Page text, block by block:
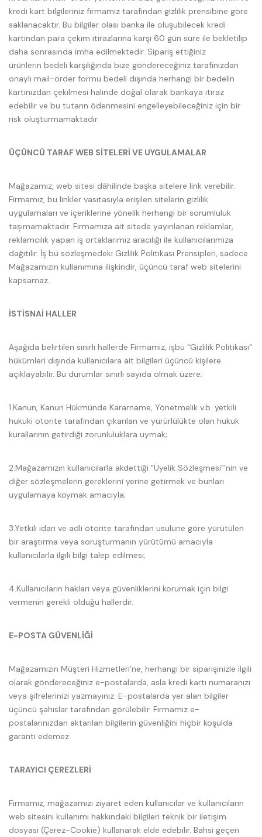
kredi kart bilgileriniz firmamız tarafından gizlilik prensibine göre
saklanacaktır. Bu bilgiler olası banka ile oluşubilecek kredi
kartından para çekim itirazlarına karşı 60 gün süre ile bekletilip
daha sonrasında imha edilmektedir. Sipariş ettiğiniz
ürünlerin bedeli karşılığında bize göndereceğiniz tarafınızdan
onaylı mail-order formu bedeli dışında herhangi bir bedelin
kartınızdan çekilmesi halinde doğal olarak bankaya itiraz
edebilir ve bu tutarın ödenmesini engelleyebileceğiniz için bir
risk oluşturmamaktadır.
ÜÇÜNCÜ TARAF WEB SİTELERİ VE UYGULAMALAR
Mağazamız, web sitesi dâhilinde başka sitelere link verebilir.
Firmamız, bu linkler vasıtasıyla erişilen sitelerin gizlilik
uygulamaları ve içeriklerine yönelik herhangi bir sorumluluk
taşımamaktadır. Firmamıza ait sitede yayınlanan reklamlar,
reklamcılık yapan iş ortaklarımız aracılığı ile kullanıcılarımıza
dağıtılır. İş bu sözleşmedeki Gizlilik Politikası Prensipleri, sadece
Mağazamızın kullanımına ilişkindir, üçüncü taraf web sitelerini
kapsamaz.
İSTİSNAİ HALLER
Aşağıda belirtilen sınırlı hallerde Firmamız, işbu "Gizlilik Politikası"
hükümleri dışında kullanıcılara ait bilgileri üçüncü kişilere
açıklayabilir. Bu durumlar sınırlı sayıda olmak üzere;
1.Kanun, Kanun Hükmünde Kararname, Yönetmelik v.b. yetkili
hukuki otorite tarafından çıkarılan ve yürürlülükte olan hukuk
kurallarının getirdiği zorunluluklara uymak;
2.Mağazamızın kullanıcılarla akdettiği "Üyelik Sözleşmesi"'nin ve
diğer sözleşmelerin gereklerini yerine getirmek ve bunları
uygulamaya koymak amacıyla;
3.Yetkili idari ve adli otorite tarafından usulüne göre yürütülen
bir araştırma veya soruşturmanın yürütümü amacıyla
kullanıcılarla ilgili bilgi talep edilmesi;
4.Kullanıcıların hakları veya güvenliklerini korumak için bilgi
vermenin gerekli olduğu hallerdir.
E-POSTA GÜVENLİĞİ
Mağazamızın Müşteri Hizmetleri’ne, herhangi bir siparişinizle ilgili
olarak göndereceğiniz e-postalarda, asla kredi kartı numaranızı
veya şifrelerinizi yazmayınız. E-postalarda yer alan bilgiler
üçüncü şahıslar tarafından görülebilir. Firmamız e-
postalarınızdan aktarılan bilgilerin güvenliğini hiçbir koşulda
garanti edemez.
TARAYICI ÇEREZLERİ
Firmamız, mağazamızı ziyaret eden kullanıcılar ve kullanıcıların
web sitesini kullanımı hakkındaki bilgileri teknik bir iletişim
dosyası (Çerez-Cookie) kullanarak elde edebilir. Bahsi geçen